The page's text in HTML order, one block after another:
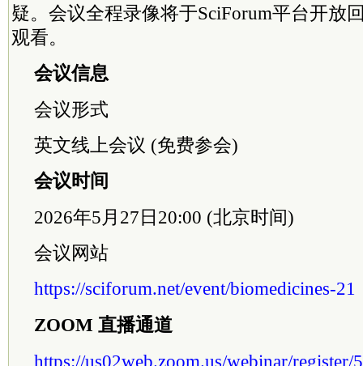
疑。会议全程录像将于SciForum平台开放
观看。
会议信息
会议形式
英文线上会议 (免费参会)
会议时间
2026年5月27日20:00 (北京时间)
会议网站
https://sciforum.net/event/biomedicines-21
ZOOM 直播通道
https://us02web.zoom.us/webinar/